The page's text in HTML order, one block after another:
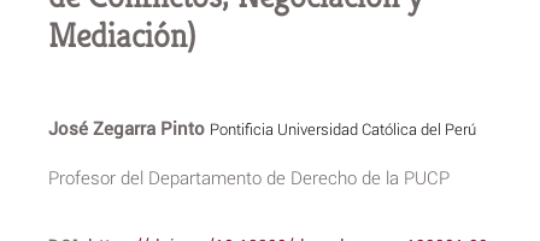
Mediación)
José Zegarra Pinto Pontificia Universidad Católica del Perú
Profesor del Departamento de Derecho de la PUCP